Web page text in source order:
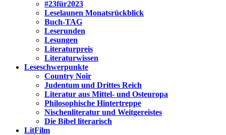
#23für2023
Leselaunen Monatsrückblick
Buch-TAG
Leserunden
Lesungen
Literaturpreis
Literaturwissen
Leseschwerpunkte
Country Noir
Judentum und Drittes Reich
Literatur aus Mittel- und Osteuropa
Philosophische Hintertreppe
Nischenliteratur und Weitgereistes
Die Bibel literarisch
LitFilm